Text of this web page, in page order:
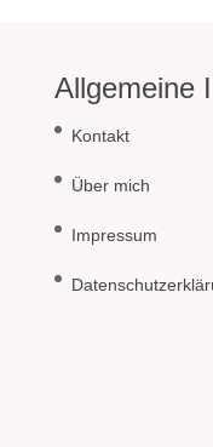
Allgemeine
Kontakt
Über mich
Impressum